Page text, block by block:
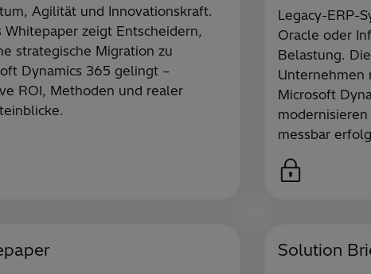
Agilität und Innovationskraft.
Whitepaper zeigt Entscheidern,
strategische Migration zu
Dynamics 365 gelingt –
ROI, Methoden und realer
Legacy-ERP-
Oracle oder
Belastung.
Unternehmen
Microsoft
messbar
Solution